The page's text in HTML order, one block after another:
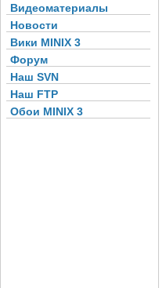
Видеоматериалы
Новости
Вики MINIX 3
Форум
Наш SVN
Наш FTP
Обои MINIX 3